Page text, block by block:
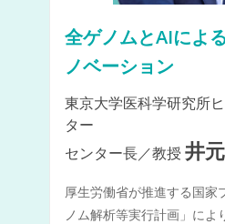
全ゲノムとAIによ
ノベーション
東京大学医科学研究所
ター
センター長／教授 井
厚生労働省が推進する国家
ノム解析等実行計画」によ